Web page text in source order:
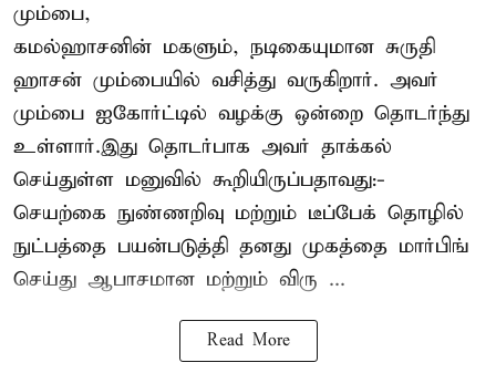
மும்பை,
கமல்ஹாசனின் மகளும், நடிகையுமான சுருதி
ஹாசன் மும்பையில் வசித்து வருகிறார். அவர்
மும்பை ஐகோர்ட்டில் வழக்கு ஒன்றை தொடர்ந்து
உள்ளார்.இது தொடர்பாக அவர் தாக்கல்
செய்துள்ள மனுவில் கூறியிருப்பதாவது:-
செயற்கை நுண்ணறிவு மற்றும் டீப்பேக் தொழில்
நுட்பத்தை பயன்படுத்தி தனது முகத்தை மார்பிங்
செய்து ஆபாசமான மற்றும் விரு ...
Read More